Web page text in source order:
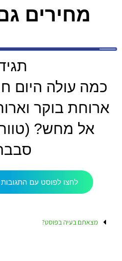
מחירים
כמה עולה היום
ארוחת בוקר
אל מחש?
לחצו לפוסט עם
מצאתם בעיה בפוסט?